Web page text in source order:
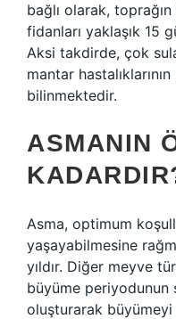
bağlı olarak,
fidanları yaklaşık 15
Aksi takdirde, çok
mantar
bilinmektedir.
ASMANIN
Asma, optimum
yaşayabilmesine
yıldır. Diğer meyve
büyüme
oluşturarak